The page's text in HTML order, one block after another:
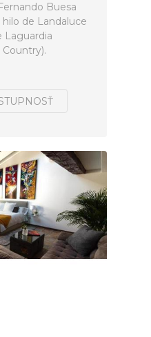
Buesa
de Landaluce
Laguardia